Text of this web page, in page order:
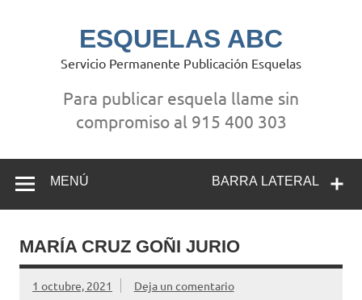
ESQUELAS ABC
Servicio Permanente Publicación Esquelas
Para publicar esquela llame sin
compromiso al 915 400 303
BARRA LATERAL
MENÚ
MARÍA CRUZ GOÑI JURIO
1 octubre, 2021 Deja un comentario